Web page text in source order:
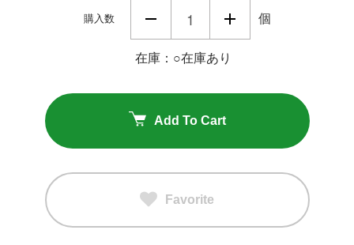
購入数 個
在庫：○在庫あり
Add To Cart
Favorite